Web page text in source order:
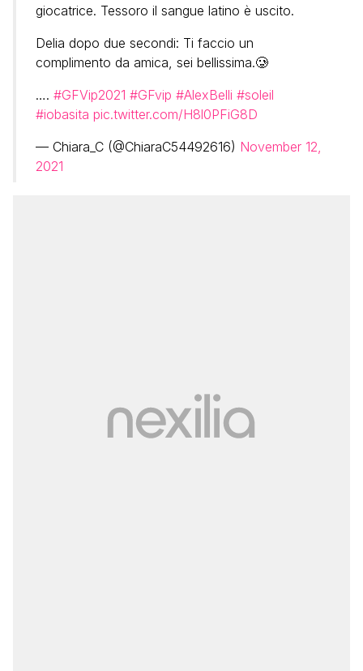
giocatrice. Tessoro il sangue latino è uscito.
Delia dopo due secondi: Ti faccio un
complimento da amica, sei bellissima.🥲
…. #GFVip2021 #GFvip #AlexBelli #soleil
#iobasita pic.twitter.com/H8l0PFiG8D
— Chiara_C (@ChiaraC54492616) November 12,
2021